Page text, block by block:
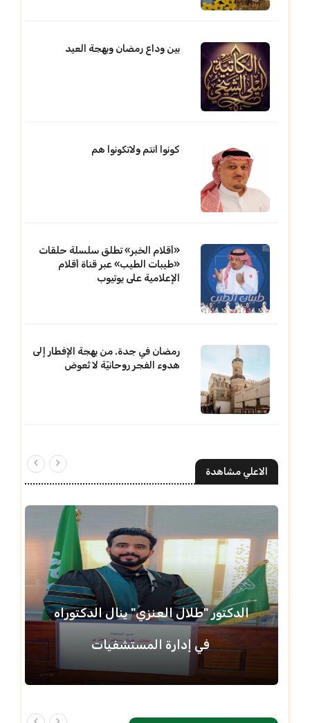
بين وداع رمضان وبهجة العيد
كونوا انتم ولاتكونوا هم
«أقلام الخبر» تطلق سلسلة حلقات
«طيبات الطيب» عبر قناة أقلام
الإعلامية على يوتيوب
رمضان في جدة. من بهجة الإفطار إلى
هدوء الفجر روحانيّة لا تُعوض
الاعلي مشاهدة
الدكتور "طلال العنزي" ينال الدكتوراه
في إدارة المستشفيات